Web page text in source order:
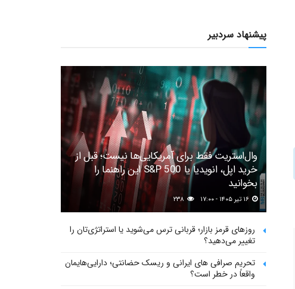
پیشنهاد سردبیر
وال‌استریت فقط برای آمریکایی‌ها نیست؛ قبل از
خرید اپل، انویدیا یا S&P 500 این راهنما را
بخوانید
روزهای قرمز بازار؛ قربانی ترس می‌شوید یا استراتژی‌تان را
تغییر می‌دهید؟
تحریم صرافی های ایرانی و ریسک حضانتی؛ دارایی‌هایمان
واقعاً در خطر است؟